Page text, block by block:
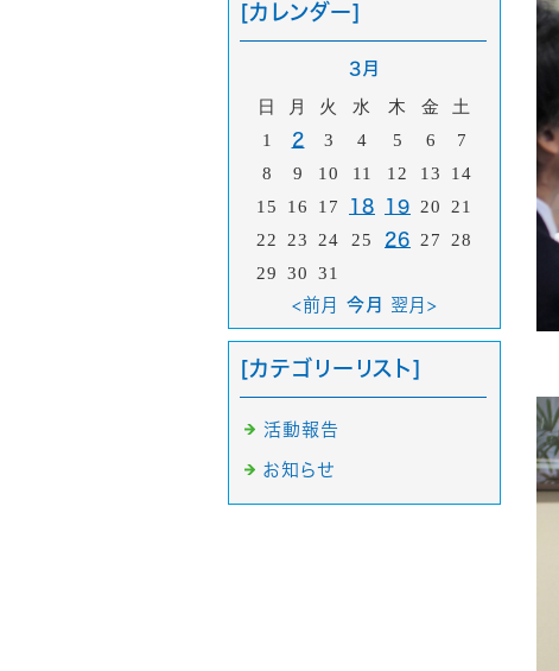
[カレンダー]
3月
日 月 火 水 木 金
土
1
2 3 4 5 6
7
8
9 10 11 12 13
14
15
16 17 18 19 20
21
22
23 24 25 26 27
28
29
30 31
<前月 今月 翌月>
[カテゴリーリスト]
活動報告
お知らせ